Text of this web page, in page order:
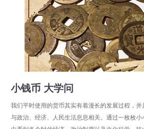
人文北京
社科卡片
社科讲堂
小钱币 大学问
我们平时使用的货币其实有着漫长的发展过程，
与政治、经济、人民生活息息相关。通过一枚枚